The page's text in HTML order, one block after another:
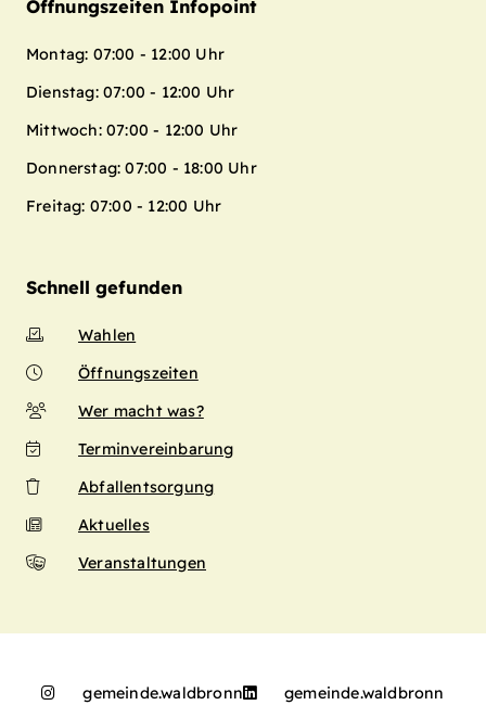
Öffnungszeiten Infopoint
Montag: 07:00 - 12:00 Uhr
Dienstag: 07:00 - 12:00 Uhr
Mittwoch: 07:00 - 12:00 Uhr
Donnerstag: 07:00 - 18:00 Uhr
Freitag: 07:00 - 12:00 Uhr
Schnell gefunden
Wahlen
Öffnungszeiten
Wer macht was?
Terminvereinbarung
Abfallentsorgung
Aktuelles
Veranstaltungen
gemeinde.waldbronn gemeinde.waldbronn